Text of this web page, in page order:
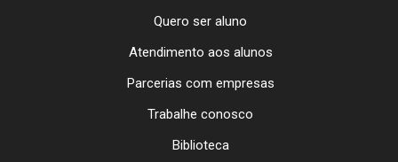
Quero ser aluno
Atendimento aos alunos
Parcerias com empresas
Trabalhe conosco
Biblioteca